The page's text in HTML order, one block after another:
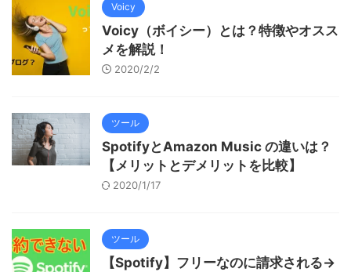
Voicy
Voicy（ボイシー）とは？特徴やオスス
メを解説！
2020/2/2
ツール
SpotifyとAmazon Music の違いは？
【メリットとデメリットを比較】
2020/1/17
ツール
【Spotify】フリーなのに請求される→